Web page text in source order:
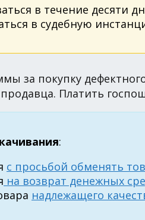
в течение десяти
в судебную
за покупку
Платить
:
с просьбой обменять
на возврат денежных
надлежащего